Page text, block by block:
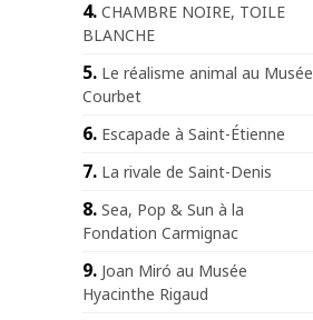
CHAMBRE NOIRE, TOILE
BLANCHE
Le réalisme animal au Musée
Courbet
Escapade à Saint-Étienne
La rivale de Saint-Denis
Sea, Pop & Sun à la
Fondation Carmignac
Joan Miró au Musée
Hyacinthe Rigaud